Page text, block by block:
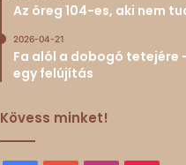
Az öreg 104-es, aki nem
2026-04-21
Fa alól a dobogó tetejére
egy felújítás
Kövess minket!